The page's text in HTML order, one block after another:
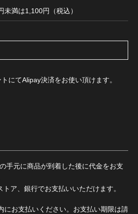
満は1,100円（税込）
にてAlipay決済をお使い頂けます。
手元に商品が到着した後に代金をお支
ア、銀行でお支払いいただけます。
にお支払いください。お支払い期限は請